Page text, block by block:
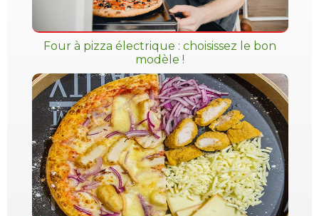
Four à pizza électrique : choisissez le bon
modèle !